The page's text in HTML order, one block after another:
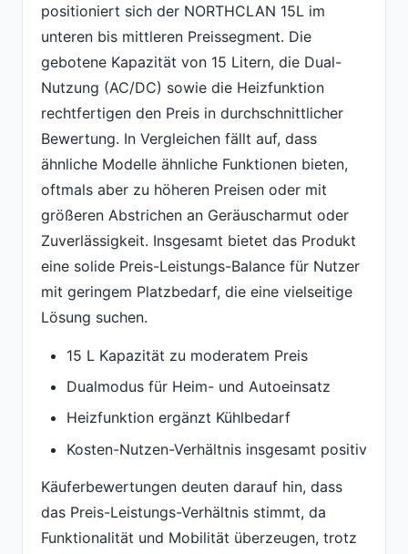
positioniert sich der NORTHCLAN 15L im
unteren bis mittleren Preissegment. Die
gebotene Kapazität von 15 Litern, die Dual-
Nutzung (AC/DC) sowie die Heizfunktion
rechtfertigen den Preis in durchschnittlicher
Bewertung. In Vergleichen fällt auf, dass
ähnliche Modelle ähnliche Funktionen bieten,
oftmals aber zu höheren Preisen oder mit
größeren Abstrichen an Geräuscharmut oder
Zuverlässigkeit. Insgesamt bietet das Produkt
eine solide Preis-Leistungs-Balance für Nutzer
mit geringem Platzbedarf, die eine vielseitige
Lösung suchen.
15 L Kapazität zu moderatem Preis
Dualmodus für Heim- und Autoeinsatz
Heizfunktion ergänzt Kühlbedarf
Kosten-Nutzen-Verhältnis insgesamt positiv
Käuferbewertungen deuten darauf hin, dass
das Preis-Leistungs-Verhältnis stimmt, da
Funktionalität und Mobilität überzeugen, trotz